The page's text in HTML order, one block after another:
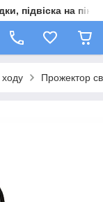
підвіска на пікап
Прожектор